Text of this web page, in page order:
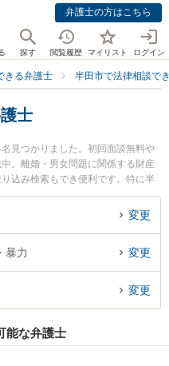
弁護士の方はこちら
探す 閲覧履歴 マイリスト ログイン
きる弁護士 半田市で法律相談で
士
見つかりました。初回面談無料や
。離婚・男女問題に関係する財産
込み検索もでき便利です。特に半
顕太郎法律事務所の榊原 顕太郎弁
護士のプロフィール情報や弁護士
無料でDV離婚を法律相談できる半
困りの相談者さんにおすすめで
変更
暴力 変更
変更
能な弁護士